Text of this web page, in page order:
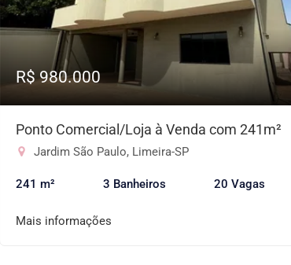
R$ 980.000
Ponto Comercial/Loja à Venda com 241m²
Jardim São Paulo, Limeira-SP
241 m² 3 Banheiros 20 Vagas
Mais informações